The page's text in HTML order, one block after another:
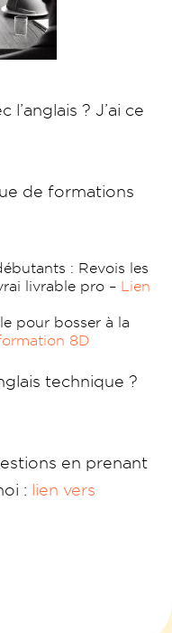
? J’ai ce
de formations
: Revois les
livrable pro – Lien
pour bosser à la
8D
technique ?
en prenant
: lien vers